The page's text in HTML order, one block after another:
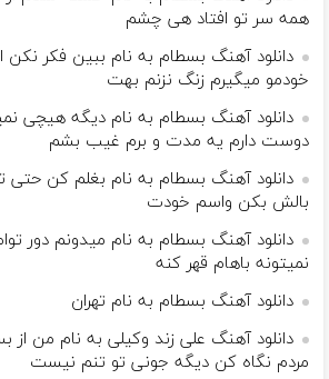
همه سر تو افتاد هی چشم
دانلود آهنگ بسطام به نام ببین فکر نکن
خودمو میگیرم زنگ نزنم بهت
دانلود آهنگ بسطام به نام دیگه هیچی
دوست دارم یه مدت و برم غیب بشم
دانلود آهنگ بسطام به نام بغلم کن حتی
بالش بکن واسم خودت
دانلود آهنگ بسطام به نام میدونم دور
نمیتونه باهام قهر کنه
دانلود آهنگ بسطام به نام تهران
دانلود آهنگ علی زند وکیلی به نام من
مردم نگاه كن دیگه جونى تو تنم نیست